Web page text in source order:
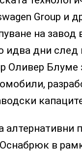
Group и
на
идва дни след
Оливeр
алтернативни
в